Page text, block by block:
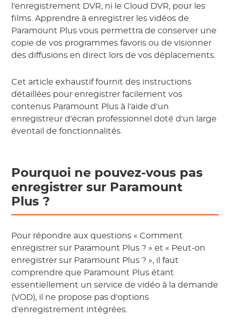
l'enregistrement DVR, ni le Cloud DVR, pour les
films. Apprendre à enregistrer les vidéos de
Paramount Plus vous permettra de conserver une
copie de vos programmes favoris ou de visionner
des diffusions en direct lors de vos déplacements.
Cet article exhaustif fournit des instructions
détaillées pour enregistrer facilement vos
contenus Paramount Plus à l'aide d'un
enregistreur d'écran professionnel doté d'un large
éventail de fonctionnalités.
Pourquoi ne pouvez-vous pas
enregistrer sur Paramount
Plus ?
Pour répondre aux questions « Comment
enregistrer sur Paramount Plus ? » et « Peut-on
enregistrer sur Paramount Plus ? », il faut
comprendre que Paramount Plus étant
essentiellement un service de vidéo à la demande
(VOD), il ne propose pas d'options
d'enregistrement intégrées.